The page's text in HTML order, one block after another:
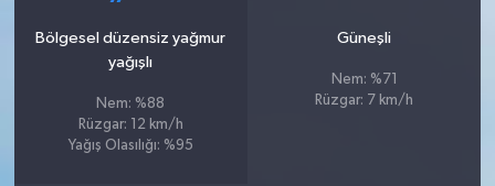
Bölgesel düzensiz yağmur
yağışlı
Nem: %88
Rüzgar: 12 km/h
Yağış Olasılığı: %95
Güneşli
Nem: %71
Rüzgar: 7 km/h